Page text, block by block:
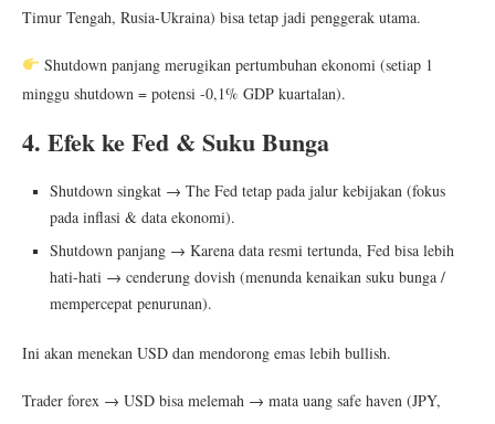
Timur Tengah, Rusia-Ukraina) bisa tetap jadi penggerak utama.
Shutdown panjang merugikan pertumbuhan ekonomi (setiap 1
minggu shutdown = potensi -0,1% GDP kuartalan).
4. Efek ke Fed & Suku Bunga
Shutdown singkat → The Fed tetap pada jalur kebijakan (fokus
pada inflasi & data ekonomi).
Shutdown panjang → Karena data resmi tertunda, Fed bisa lebih
hati-hati → cenderung dovish (menunda kenaikan suku bunga /
mempercepat penurunan).
Ini akan menekan USD dan mendorong emas lebih bullish.
Trader forex → USD bisa melemah → mata uang safe haven (JPY,